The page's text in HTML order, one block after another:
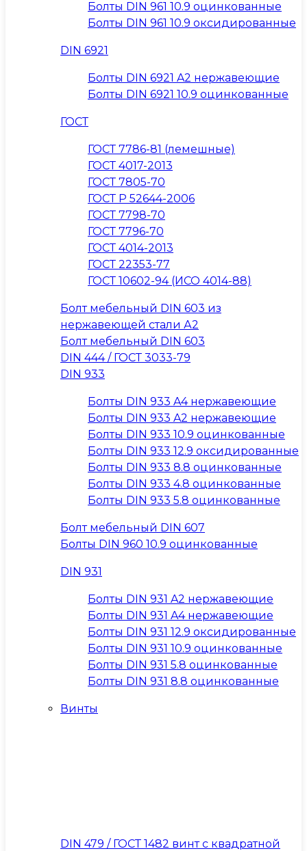
Болты DIN 961 10.9 оцинкованные
Болты DIN 961 10.9 оксидированные
DIN 6921
Болты DIN 6921 A2 нержавеющие
Болты DIN 6921 10.9 оцинкованные
ГОСТ
ГОСТ 7786-81 (лемешные)
ГОСТ 4017-2013
ГОСТ 7805-70
ГОСТ Р 52644-2006
ГОСТ 7798-70
ГОСТ 7796-70
ГОСТ 4014-2013
ГОСТ 22353-77
ГОСТ 10602-94 (ИСО 4014-88)
Болт мебельный DIN 603 из
нержавеющей стали А2
Болт мебельный DIN 603
DIN 444 / ГОСТ 3033-79
DIN 933
Болты DIN 933 A4 нержавеющие
Болты DIN 933 A2 нержавеющие
Болты DIN 933 10.9 оцинкованные
Болты DIN 933 12.9 оксидированные
Болты DIN 933 8.8 оцинкованные
Болты DIN 933 4.8 оцинкованные
Болты DIN 933 5.8 оцинкованные
Болт мебельный DIN 607
Болты DIN 960 10.9 оцинкованные
DIN 931
Болты DIN 931 A2 нержавеющие
Болты DIN 931 A4 нержавеющие
Болты DIN 931 12.9 оксидированные
Болты DIN 931 10.9 оцинкованные
Болты DIN 931 5.8 оцинкованные
Болты DIN 931 8.8 оцинкованные
Винты
DIN 479 / ГОСТ 1482 винт с квадратной